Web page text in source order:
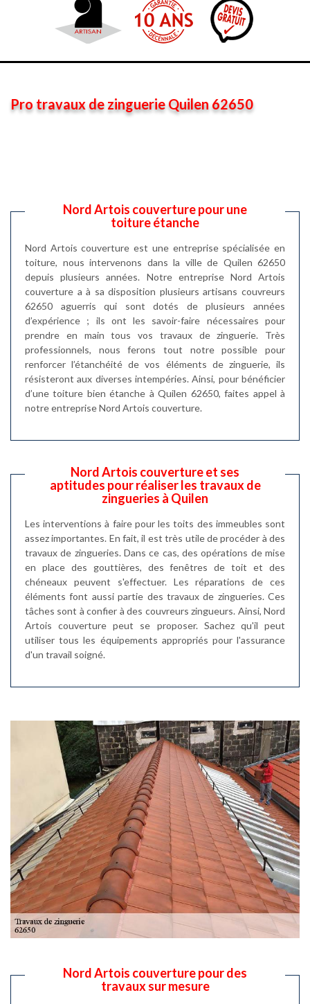
Pro travaux de zinguerie Quilen 62650
Nord Artois couverture pour une
toiture étanche
Nord Artois couverture est une entreprise spécialisée en
toiture, nous intervenons dans la ville de Quilen 62650
depuis plusieurs années. Notre entreprise Nord Artois
couverture a à sa disposition plusieurs artisans couvreurs
62650 aguerris qui sont dotés de plusieurs années
d’expérience ; ils ont les savoir-faire nécessaires pour
prendre en main tous vos travaux de zinguerie. Très
professionnels, nous ferons tout notre possible pour
renforcer l’étanchéité de vos éléments de zinguerie, ils
résisteront aux diverses intempéries. Ainsi, pour bénéficier
d’une toiture bien étanche à Quilen 62650, faites appel à
notre entreprise Nord Artois couverture.
Nord Artois couverture et ses
aptitudes pour réaliser les travaux de
zingueries à Quilen
Les interventions à faire pour les toits des immeubles sont
assez importantes. En fait, il est très utile de procéder à des
travaux de zingueries. Dans ce cas, des opérations de mise
en place des gouttières, des fenêtres de toit et des
chéneaux peuvent s'effectuer. Les réparations de ces
éléments font aussi partie des travaux de zingueries. Ces
tâches sont à confier à des couvreurs zingueurs. Ainsi, Nord
Artois couverture peut se proposer. Sachez qu'il peut
utiliser tous les équipements appropriés pour l'assurance
d'un travail soigné.
Nord Artois couverture pour des
travaux sur mesure